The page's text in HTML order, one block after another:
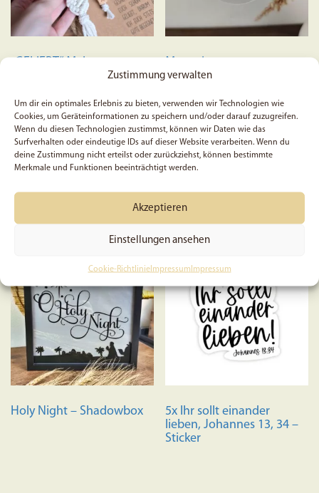
Zustimmung verwalten
Um dir ein optimales Erlebnis zu bieten, verwenden wir Technologien wie
Cookies, um Geräteinformationen zu speichern und/oder darauf zuzugreifen.
Wenn du diesen Technologien zustimmst, können wir Daten wie das
Surfverhalten oder eindeutige IDs auf dieser Website verarbeiten. Wenn du
deine Zustimmung nicht erteilst oder zurückziehst, können bestimmte
Merkmale und Funktionen beeinträchtigt werden.
Akzeptieren
Einstellungen ansehen
Cookie-RichtlinieImpressum Impressum
„GELIEBT“ Makramee-
Schlüsselanhänger |
31:3 | Bibelvers | Christlich
| Bibel | Geschenk
11,39€
Ausführung wählen
Produkt
weist
mehrere
auf.
Die
Optionen
können
auf
der
Produktseite
werden
My savior –
Schlüsselanhänger
7,57€
Holy Night – Shadowbox
5x Ihr sollt einander
lieben, Johannes 13, 34 –
Sticker